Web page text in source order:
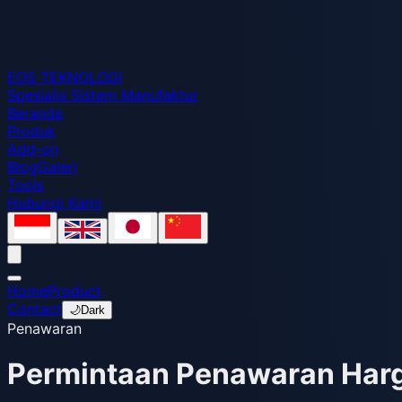
EOS TEKNOLOGI
Spesialis Sistem Manufaktur
Beranda
Produk
Add-on
BlogGaleri
Tools
Hubungi Kami
HomeProduct
Contact
🌙Dark
Penawaran
Permintaan Penawaran